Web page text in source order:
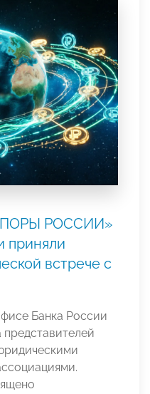
РОССИИ»
приняли
встрече с
Банка России